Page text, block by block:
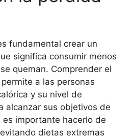
fundamental crear un
significa consumir menos
queman. Comprender el
a las personas
y su nivel de
alcanzar sus objetivos de
es importante hacerlo de
dietas extremas